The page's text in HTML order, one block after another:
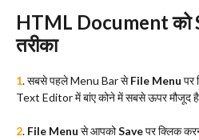
HTML Document को
तरीका
1. सबसे पहले Menu Bar सेFile Menu पर
Text Editor में बांए कोने में सबसे ऊपर मौजूद
2. File Menu से आपकोSaveपर क्लिक